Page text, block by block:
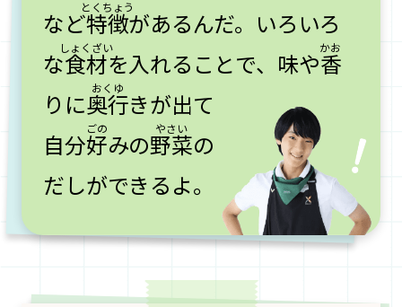
など特徴があるんだ。 いろいろ
な食材を入れることで、味や香
りに奥行きが出て
自分好みの野菜の
だしができるよ。